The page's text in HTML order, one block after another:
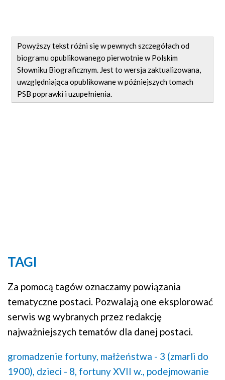
Powyższy tekst różni się w pewnych szczegółach od
biogramu opublikowanego pierwotnie w Polskim
Słowniku Biograficznym. Jest to wersja zaktualizowana,
uwzględniająca opublikowane w późniejszych tomach
PSB poprawki i uzupełnienia.
TAGI
Za pomocą tagów oznaczamy powiązania
tematyczne postaci. Pozwalają one eksplorować
serwis wg wybranych przez redakcję
najważniejszych tematów dla danej postaci.
gromadzenie fortuny, małżeństwa - 3 (zmarli do
1900), dzieci - 8, fortuny XVII w., podejmowanie